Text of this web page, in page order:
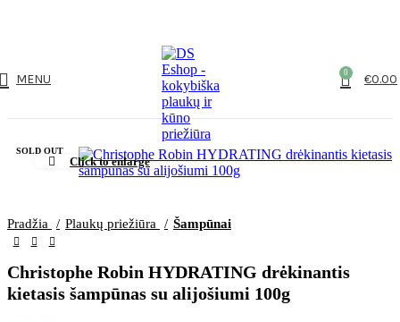
MENU 0 €0.00
SOLD OUT
Click to enlarge
Pradžia Plaukų priežiūra Šampūnai
Christophe Robin HYDRATING drėkinantis
kietasis šampūnas su alijošiumi 100g